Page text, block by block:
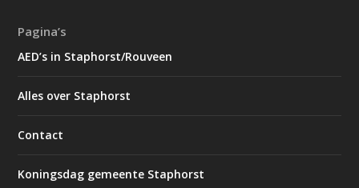
Pagina’s
AED’s in Staphorst/Rouveen
Alles over Staphorst
Contact
Koningsdag gemeente Staphorst